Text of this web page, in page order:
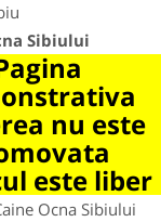
Sibiului
nu este
este liber
Ocna Sibiului